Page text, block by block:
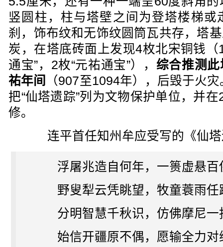
竖圆柱，柱与塔壁之间为登塔楼梯或
刹，饰布纹和无饰纹圆筒瓦共存，塔
炭，在塔底砖面上发现4枚北宋铜钱（
通宝”，2枚“元祐通宝”）， 综合推测
祐年间
（907至1094年），后毁于火
把“仙塔遗踪”列为文物保护单位，并
修。
连平首任知州牟应受写的《仙塔
浮屠兆造自何年，一篑虚悬百
野叟犁云凭眺望，牧童蓑雨任
分明智慧千秋识，仿佛摩尼一
始信开疆原不偶，愿输全力对